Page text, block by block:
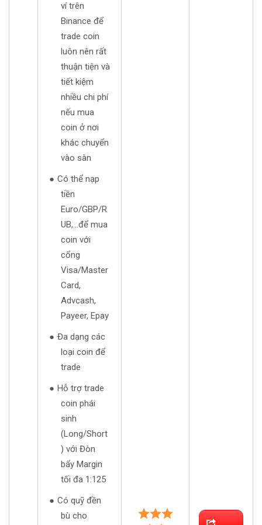
ví trên
Binance để
trade coin
luôn nên rất
thuận tiện và
tiết kiệm
nhiều chi phí
nếu mua
coin ở nơi
khác chuyển
vào sàn
Có thể nạp
tiền
Euro/GBP/R
UB,...để mua
coin với
cổng
Visa/Master
Card,
Advcash,
Payeer, Epay
Đa dạng các
loại coin để
trade
Hỗ trợ trade
coin phái
sinh
(Long/Short
) với Đòn
bẩy Margin
tối đa 1:125
Có quỹ đền
bù cho